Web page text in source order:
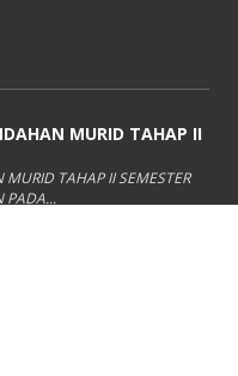
MURID TAHAP II
TAHAP II SEMESTER
PADA...